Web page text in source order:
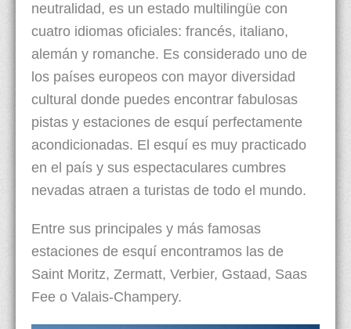
neutralidad, es un estado multilingüe con
cuatro idiomas oficiales: francés, italiano,
alemán y romanche. Es considerado uno de
los países europeos con mayor diversidad
cultural donde puedes encontrar fabulosas
pistas y estaciones de esquí perfectamente
acondicionadas. El esquí es muy practicado
en el país y sus espectaculares cumbres
nevadas atraen a turistas de todo el mundo.
Entre sus principales y más famosas
estaciones de esquí encontramos las de
Saint Moritz, Zermatt, Verbier, Gstaad, Saas
Fee o Valais-Champery.